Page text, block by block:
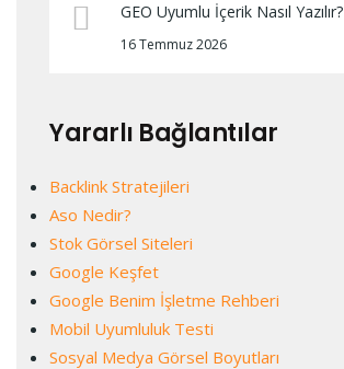
GEO Uyumlu İçerik Nasıl Yazılır?
16 Temmuz 2026
Yararlı Bağlantılar
Backlink Stratejileri
Aso Nedir?
Stok Görsel Siteleri
Google Keşfet
Google Benim İşletme Rehberi
Mobil Uyumluluk Testi
Sosyal Medya Görsel Boyutları